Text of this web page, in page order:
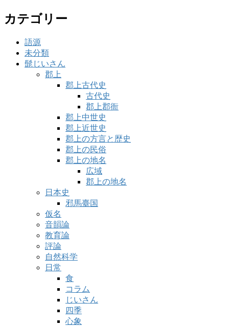
カテゴリー
語源
未分類
髭じいさん
郡上
郡上古代史
古代史
郡上郡衙
郡上中世史
郡上近世史
郡上の方言と歴史
郡上の民俗
郡上の地名
広域
郡上の地名
日本史
邪馬臺国
仮名
音韻論
教育論
評論
自然科学
日常
食
コラム
じいさん
四季
心象